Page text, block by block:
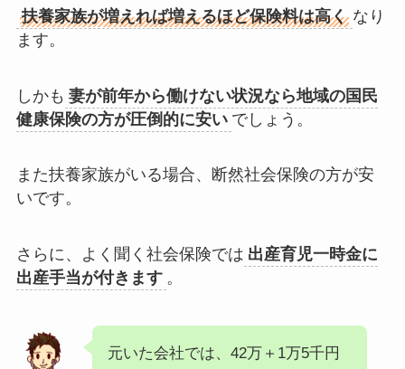
扶養家族が増えれば増えるほど保険料は高く なり
ます。
しかも 妻が前年から働けない状況なら地域の国民
健康保険の方が圧倒的に安い でしょう。
また扶養家族がいる場合、断然社会保険の方が安
いです。
さらに、よく聞く社会保険では 出産育児一時金に
出産手当が付きます 。
元いた会社では、42万＋1万5千円